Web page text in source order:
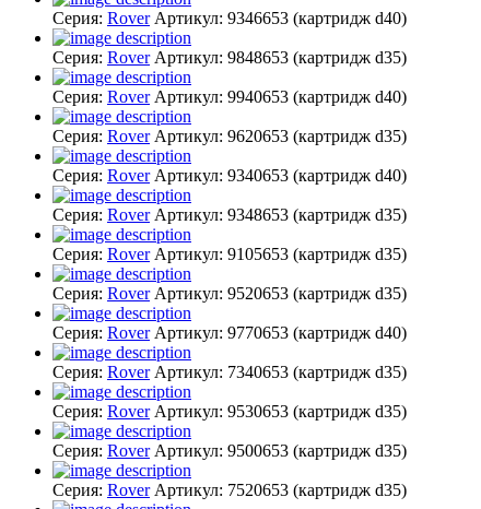
Серия: Rover Артикул: 9346653 (картридж d40)
Серия: Rover Артикул: 9848653 (картридж d35)
Серия: Rover Артикул: 9940653 (картридж d40)
Серия: Rover Артикул: 9620653 (картридж d35)
Серия: Rover Артикул: 9340653 (картридж d40)
Серия: Rover Артикул: 9348653 (картридж d35)
Серия: Rover Артикул: 9105653 (картридж d35)
Серия: Rover Артикул: 9520653 (картридж d35)
Серия: Rover Артикул: 9770653 (картридж d40)
Серия: Rover Артикул: 7340653 (картридж d35)
Серия: Rover Артикул: 9530653 (картридж d35)
Серия: Rover Артикул: 9500653 (картридж d35)
Серия: Rover Артикул: 7520653 (картридж d35)